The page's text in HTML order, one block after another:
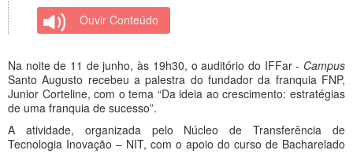
Ouvir Conteúdo
Na noite de 11 de junho, às 19h30, o auditório do IFFar - Campus
Santo Augusto recebeu a palestra do fundador da franquia FNP,
Junior Corteline, com o tema “Da ideia ao crescimento: estratégias
de uma franquia de sucesso”.
A atividade, organizada pelo Núcleo de Transferência de
Tecnologia Inovação – NIT, com o apoio do curso de Bacharelado